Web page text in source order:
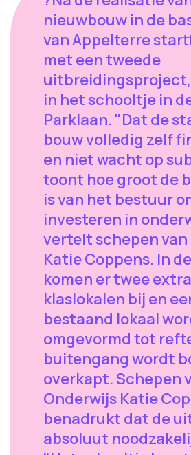
nieuwbouw in de
van Appelterre
met een tweede
uitbreidingsproject,
in het schooltje in
Parklaan. "Dat de
bouw volledig zelf
en niet wacht op
toont hoe groot de
is van het bestuur
investeren in
vertelt schepen
Katie Coppens. In
komen er twee extra
klaslokalen bij en
bestaand lokaal
omgevormd tot
buitengang wordt
overkapt. Schepen
Onderwijs Katie
benadrukt dat de
absoluut